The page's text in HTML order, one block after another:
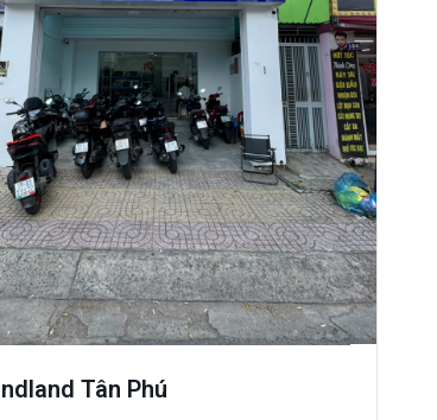
Tân Phú